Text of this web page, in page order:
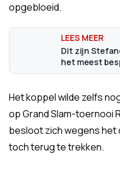
opgebloeid.
Dit zijn
het meest
Het koppel wilde zelfs
op Grand Slam-toernooi
besloot zich wegens het
toch terug te trekken.